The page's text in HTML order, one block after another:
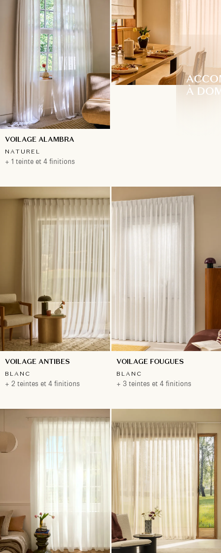
VOILAGE ALAMBRA
NATUREL
+ 1 teinte et 4 finitions
À
VOILAGE ANTIBES
BLANC
+ 2 teintes et 4 finitions
VOILAGE FOUGUES
BLANC
+ 3 teintes et 4 finitions